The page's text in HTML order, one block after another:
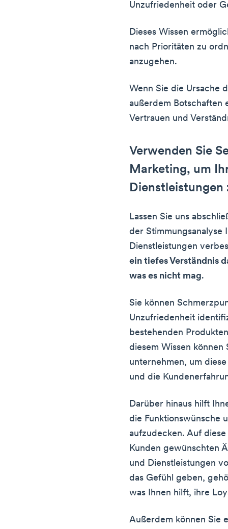
Unzufriedenheit oder
Dieses Wissen
nach Prioritäten zu
anzugehen.
Wenn Sie die Ursache
außerdem Botschaften
Vertrauen und
Verwenden Sie
Marketing, um
Dienstleistungen
Lassen Sie uns
der Stimmungsanalyse
Dienstleistungen
ein tiefes Verständnis
was es nicht mag.
Sie können
Unzufriedenheit
bestehenden
diesem Wissen
unternehmen, um
und die
Darüber hinaus hilft
die Funktionswünsche
aufzudecken. Auf
Kunden gewünschten
und Dienstleistungen
das Gefühl geben,
was Ihnen hilft, ihre
Außerdem können Sie